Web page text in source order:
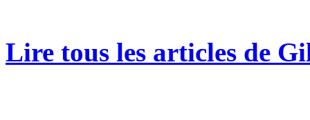
Lire tous les articles de